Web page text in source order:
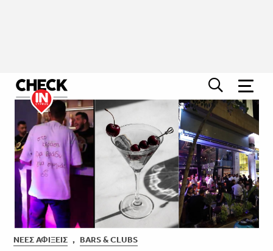
ΝΈΕΣ ΑΦΊΞΕΙΣ , BARS & CLUBS